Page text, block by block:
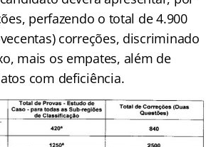
perfazendo o total de 4.900
correções, discriminado
mais os empates, além de
com deficiência.